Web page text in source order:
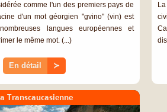
comme l'un des premiers pays de
d'un mot géorgien "gvino" (vin) est
langues européennes et
le même mot. (...)
En détail ≻
Transcaucasienne